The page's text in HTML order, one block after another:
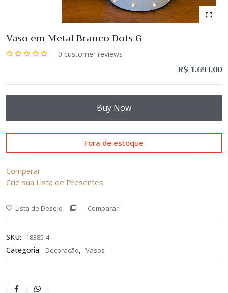
Vaso em Metal Branco Dots G
0 customer reviews
R$ 1.693,00
Buy Now
Fora de estoque
Comparar
Crie sua Lista de Presentes
Lista de Desejo Comparar
SKU: 18385-4
Categoria: Decoração, Vasos